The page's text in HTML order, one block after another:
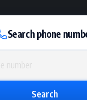
Search phone
Search